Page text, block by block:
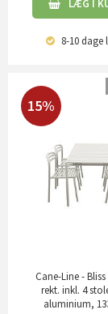
LÆG I
8-10 dage
15%
Cane-Line -
rekt. inkl. 4
aluminium,